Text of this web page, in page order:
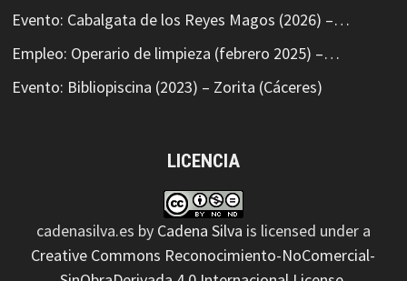
Evento: Cabalgata de los Reyes Magos (2026) –…
Empleo: Operario de limpieza (febrero 2025) –…
Evento: Bibliopiscina (2023) – Zorita (Cáceres)
LICENCIA
cadenasilva.es by Cadena Silva is licensed under a
Creative Commons Reconocimiento-NoComercial-